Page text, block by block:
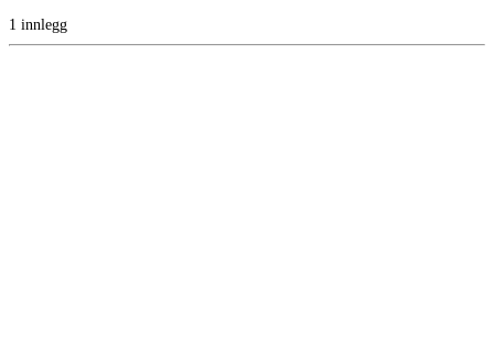
1 innlegg